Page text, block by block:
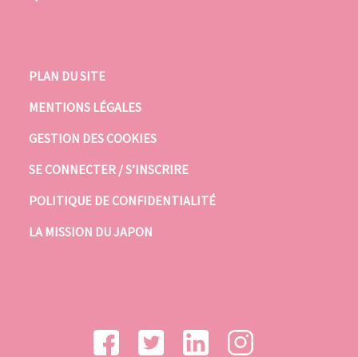
PLAN DU SITE
MENTIONS LÉGALES
GESTION DES COOKIES
SE CONNECTER / S’INSCRIRE
POLITIQUE DE CONFIDENTIALITÉ
LA MISSION DU JAPON